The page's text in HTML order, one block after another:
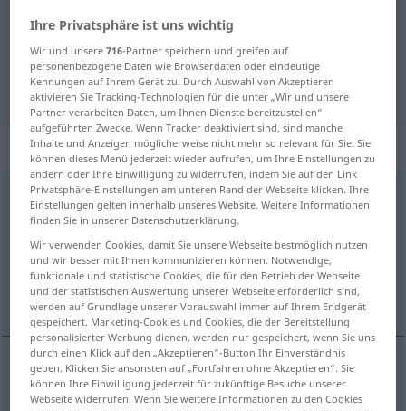
Deutsch-Ungarisch Übersetzung
für "und"
"und" Ungarisch Übersetzung
„und“
und
Übersicht aller Übersetzungen
(Für mehr Details die Übersetzung anklicken/antippen)
és, s, meg
,s und
Ihre Privatsphäre ist uns wichtig
Wir und unsere716-Partner speichern und greifen auf
personenbezogene Daten wie Browserdaten oder eindeutige
Kennungen auf Ihrem Gerät zu. Durch Auswahl von Akzeptieren
aktivieren Sie Tracking-Technologien für die unter „Wir und unsere
Partner verarbeiten Daten, um Ihnen Dienste bereitzustellen“
aufgeführten Zwecke. Wenn Tracker deaktiviert sind, sind manche
Inhalte und Anzeigen möglicherweise nicht mehr so relevant für Sie. Sie
können dieses Menü jederzeit wieder aufrufen, um Ihre Einstellungen zu
ändern oder Ihre Einwilligung zu widerrufen, indem Sie auf den Link
Privatsphäre-Einstellungen am unteren Rand der Webseite klicken. Ihre
Einstellungen gelten innerhalb unseres Website. Weitere Informationen
finden Sie in unserer Datenschutzerklärung.
Wir verwenden Cookies, damit Sie unsere Webseite bestmöglich nutzen
und wir besser mit Ihnen kommunizieren können. Notwendige,
funktionale und statistische Cookies, die für den Betrieb der Webseite
und der statistischen Auswertung unserer Webseite erforderlich sind,
werden auf Grundlage unserer Vorauswahl immer auf Ihrem Endgerät
gespeichert. Marketing-Cookies und Cookies, die der Bereitstellung
personalisierter Werbung dienen, werden nur gespeichert, wenn Sie uns
durch einen Klick auf den „Akzeptieren“-Button Ihr Einverständnis
geben. Klicken Sie ansonsten auf „Fortfahren ohne Akzeptieren“. Sie
können Ihre Einwilligung jederzeit für zukünftige Besuche unserer
Webseite widerrufen. Wenn Sie weitere Informationen zu den Cookies